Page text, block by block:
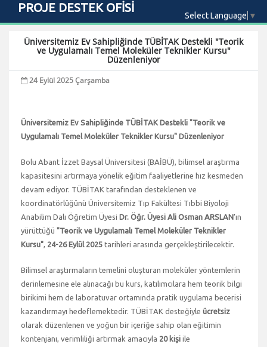
PROJE DESTEK OFİSİ
Select Language ▼
Üniversitemiz Ev Sahipliğinde TÜBİTAK Destekli "Teorik
ve Uygulamalı Temel Moleküler Teknikler Kursu"
Düzenleniyor
24 Eylül 2025 Çarşamba
Üniversitemiz Ev Sahipliğinde TÜBİTAK Destekli "Teorik ve
Uygulamalı Temel Moleküler Teknikler Kursu" Düzenleniyor
Bolu Abant İzzet Baysal Üniversitesi (BAİBÜ), bilimsel araştırma
kapasitesini artırmaya yönelik eğitim faaliyetlerine hız kesmeden
devam ediyor. TÜBİTAK tarafından desteklenen ve
koordinatörlüğünü Üniversitemiz Tıp Fakültesi Tıbbi Biyoloji
Anabilim Dalı Öğretim Üyesi Dr. Öğr. Üyesi Ali Osman ARSLAN’ın
yürüttüğü "Teorik ve Uygulamalı Temel Moleküler Teknikler
Kursu", 24-26 Eylül 2025 tarihleri arasında gerçekleştirilecektir.
Bilimsel araştırmaların temelini oluşturan moleküler yöntemlerin
derinlemesine ele alınacağı bu kurs, katılımcılara hem teorik bilgi
birikimi hem de laboratuvar ortamında pratik uygulama becerisi
kazandırmayı hedeflemektedir. TÜBİTAK desteğiyle ücretsiz
olarak düzenlenen ve yoğun bir içeriğe sahip olan eğitimin
kontenjanı, verimliliği artırmak amacıyla 20 kişi ile